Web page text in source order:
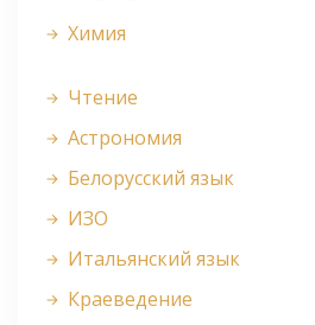
Химия
Чтение
Астрономия
Белорусский язык
ИЗО
Итальянский язык
Краеведение